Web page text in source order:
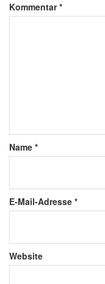
Kommentar*
Name *
E-Mail-Adresse *
Website